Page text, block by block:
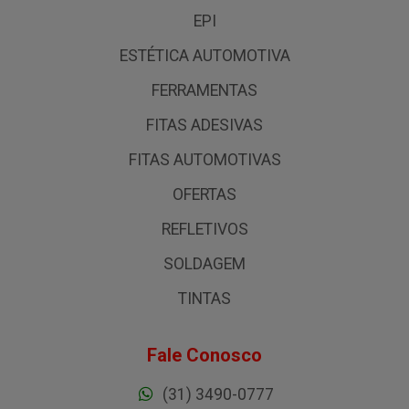
EPI
ESTÉTICA AUTOMOTIVA
FERRAMENTAS
FITAS ADESIVAS
FITAS AUTOMOTIVAS
OFERTAS
REFLETIVOS
SOLDAGEM
TINTAS
Fale Conosco
(31) 3490-0777